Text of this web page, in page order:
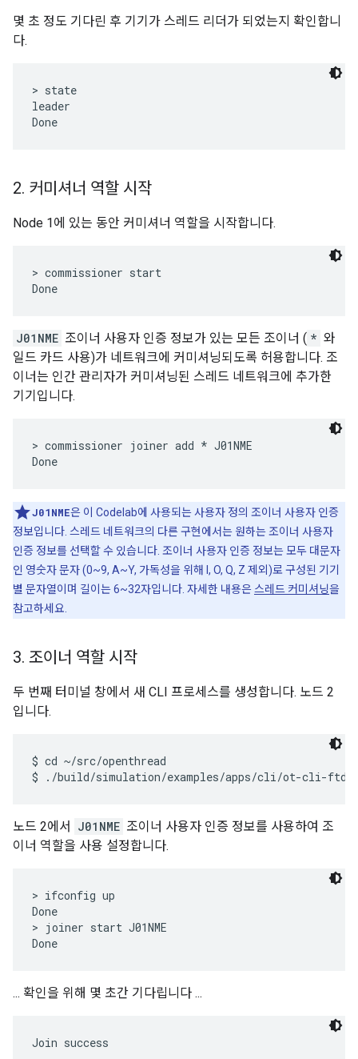
몇 초 정도 기다린 후 기기가 스레드 리더가 되었는지 확인합니
다.
> state
leader
2. 커미셔너 역할 시작
Node 1에 있는 동안 커미셔너 역할을 시작합니다.
> commissioner start
J01NME 조이너 사용자 인증 정보가 있는 모든 조이너 ( * 와
일드 카드 사용)가 네트워크에 커미셔닝되도록 허용합니다. 조
이너는 인간 관리자가 커미셔닝된 스레드 네트워크에 추가한
기기입니다.
> commissioner joiner add * J01NME
J01NME은 이 Codelab에 사용되는 사용자 정의 조이너 사용자 인증
정보입니다. 스레드 네트워크의 다른 구현에서는 원하는 조이너 사용자
인증 정보를 선택할 수 있습니다. 조이너 사용자 인증 정보는 모두 대문자
인 영숫자 문자 (0~9, A~Y, 가독성을 위해 I, O, Q, Z 제외)로 구성된 기기
별 문자열이며 길이는 6~32자입니다. 자세한 내용은스레드 커미셔닝을
참고하세요.
3. 조이너 역할 시작
두 번째 터미널 창에서 새 CLI 프로세스를 생성합니다. 노드 2
입니다.
$ cd ~/src/openthread
노드 2에서 J01NME 조이너 사용자 인증 정보를 사용하여 조
이너 역할을 사용 설정합니다.
> ifconfig up
Done
> joiner start J01NME
... 확인을 위해 몇 초간 기다립니다 ...